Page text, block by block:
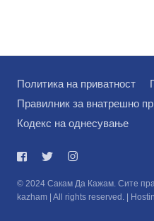
Политика на приватност
Правилник за внатрешно
Кодекс на однесување
© 2024 Сакам Да Кажам. Сите
kazham | All rights reserved. |